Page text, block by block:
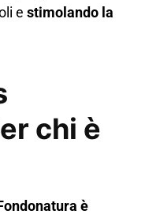
e stimolando la
chi è
è